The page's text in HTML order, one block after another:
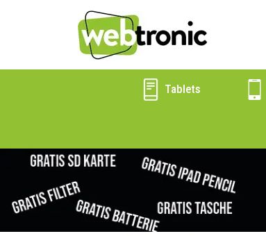
Tablets